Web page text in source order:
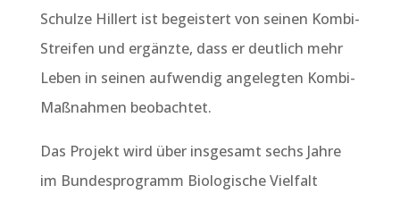
Schulze Hillert ist begeistert von seinen Kombi-
Streifen und ergänzte, dass er deutlich mehr
Leben in seinen aufwendig angelegten Kombi-
Maßnahmen beobachtet.
Das Projekt wird über insgesamt sechs Jahre
im Bundesprogramm Biologische Vielfalt